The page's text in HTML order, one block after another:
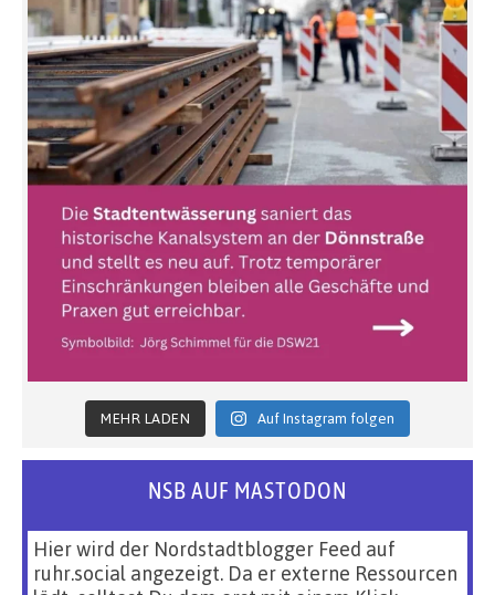
MEHR LADEN Auf Instagram folgen
NSB AUF MASTODON
Hier wird der Nordstadtblogger Feed auf
ruhr.social angezeigt. Da er externe Ressourcen